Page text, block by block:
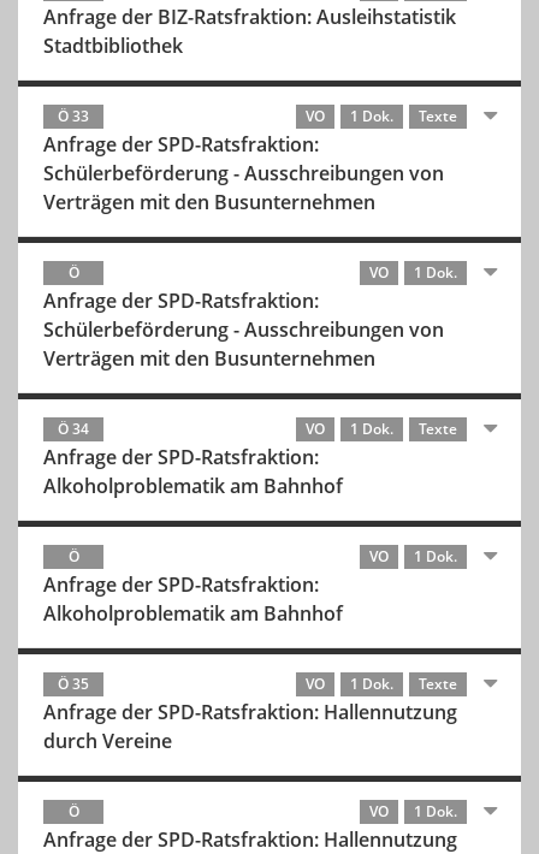
Anfrage der BIZ-Ratsfraktion: Ausleihstatistik
Stadtbibliothek
Ö 33 VO 1 Dok. Texte
Anfrage der SPD-Ratsfraktion:
Schülerbeförderung - Ausschreibungen von
Verträgen mit den Busunternehmen
Ö VO 1 Dok.
Anfrage der SPD-Ratsfraktion:
Schülerbeförderung - Ausschreibungen von
Verträgen mit den Busunternehmen
Ö 34 VO 1 Dok. Texte
Anfrage der SPD-Ratsfraktion:
Alkoholproblematik am Bahnhof
Ö VO 1 Dok.
Anfrage der SPD-Ratsfraktion:
Alkoholproblematik am Bahnhof
Ö 35 VO 1 Dok. Texte
Anfrage der SPD-Ratsfraktion: Hallennutzung
durch Vereine
Ö VO 1 Dok.
Anfrage der SPD-Ratsfraktion: Hallennutzung